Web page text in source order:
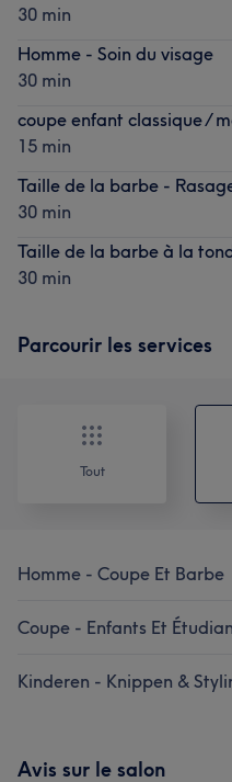
30 min
Homme - Soin du visage
30 min
coupe enfant classique /
15 min
Taille de la barbe -
30 min
Taille de la barbe à la
30 min
Parcourir les services
Tout
Homme - Coupe Et Barbe
Coupe - Enfants Et
Kinderen - Knippen &
Avis sur le salon